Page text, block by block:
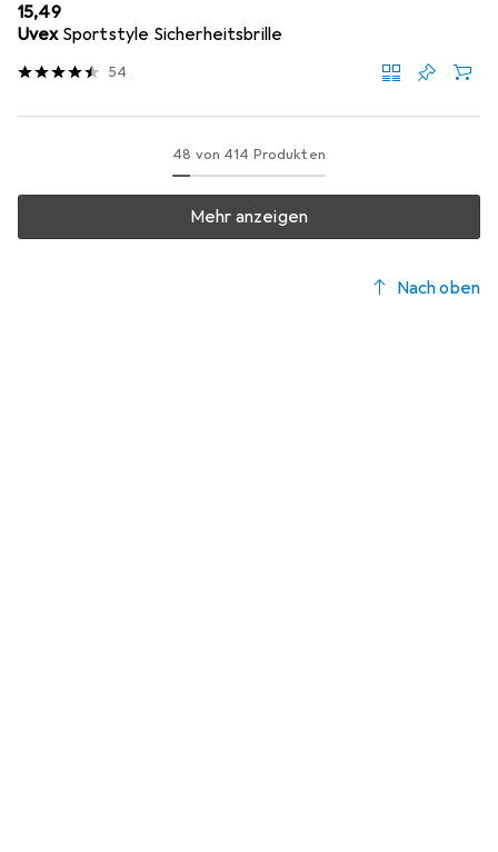
EUR
15,49
Uvex Sportstyle Sicherheitsbrille
54
48 von 414 Produkten
Mehr anzeigen
Nach oben